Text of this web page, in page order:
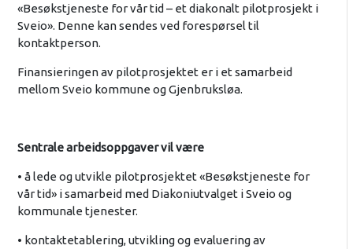
«Besøkstjeneste for vår tid – et diakonalt pilotprosjekt i
Sveio». Denne kan sendes ved forespørsel til
kontaktperson.
Finansieringen av pilotprosjektet er i et samarbeid
mellom Sveio kommune og Gjenbruksløa.
Sentrale arbeidsoppgaver vil være
• å lede og utvikle pilotprosjektet «Besøkstjeneste for
vår tid» i samarbeid med Diakoniutvalget i Sveio og
kommunale tjenester.
• kontaktetablering, utvikling og evaluering av